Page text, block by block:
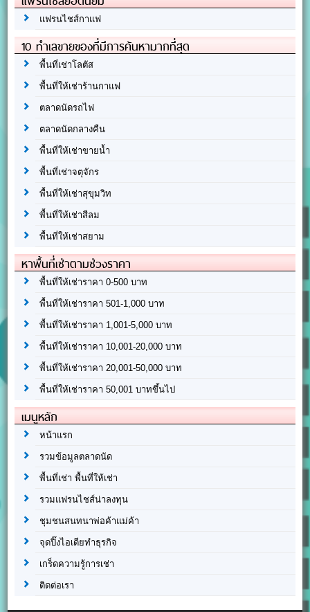
แฟรนไชส์กาแฟ
10 ทำเลขายของที่มีการค้นหามากที่สุด
พื้นที่เช่าโลตัส
พื้นที่ให้เช่าร้านกาแฟ
ตลาดนัดรถไฟ
ตลาดนัดกลางคืน
พื้นที่ให้เช่าขายน้ำ
พื้นที่เช่าจตุจักร
พื้นที่ให้เช่าสุขุมวิท
พื้นที่ให้เช่าสีลม
พื้นที่ให้เช่าสยาม
หาพื้นที่เช่าตามช่วงราคา
พื้นที่ให้เช่าราคา 0-500 บาท
พื้นที่ให้เช่าราคา 501-1,000 บาท
พื้นที่ให้เช่าราคา 1,001-5,000 บาท
พื้นที่ให้เช่าราคา 10,001-20,000 บาท
พื้นที่ให้เช่าราคา 20,001-50,000 บาท
พื้นที่ให้เช่าราคา 50,001 บาทขึ้นไป
เมนูหลัก
หน้าแรก
รวมข้อมูลตลาดนัด
พื้นที่เช่า พื้นที่ให้เช่า
รวมแฟรนไชส์น่าลงทุน
ชุมชนสนทนาพ่อค้าแม่ค้า
จุดปิ๊งไอเดียทำธุรกิจ
เกร็ดความรู้การเช่า
ติดต่อเรา